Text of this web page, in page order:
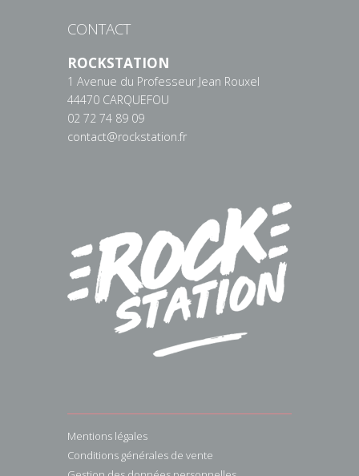
CONTACT
ROCKSTATION
1 Avenue du Professeur Jean Rouxel
44470 CARQUEFOU
02 72 74 89 09
contact@rockstation.fr
Mentions légales
Conditions générales de vente